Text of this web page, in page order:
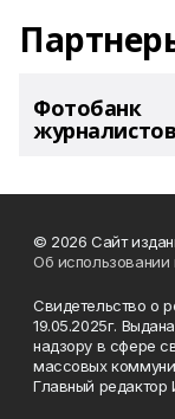
Фотобанк
© 2026 Сайт
Об использовании
Свидетельство о
19.05.2025г.
надзору в сфере
массовых
Главный